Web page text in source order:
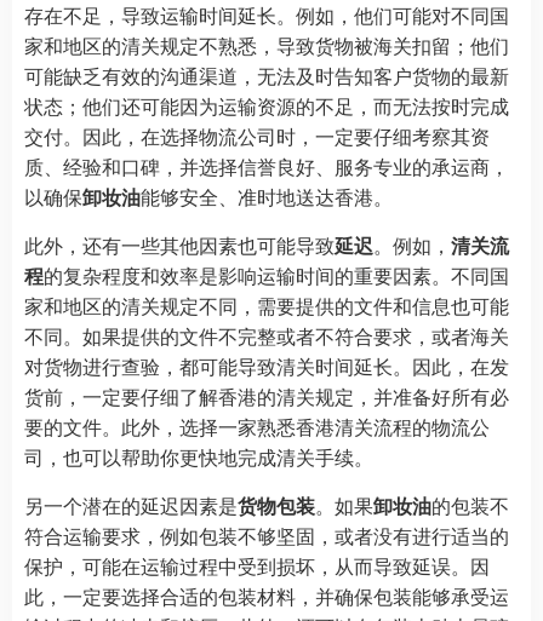
存在不足，导致运输时间延长。例如，他们可能对不同国
家和地区的清关规定不熟悉，导致货物被海关扣留；他们
可能缺乏有效的沟通渠道，无法及时告知客户货物的最新
状态；他们还可能因为运输资源的不足，而无法按时完成
交付。因此，在选择物流公司时，一定要仔细考察其资
质、经验和口碑，并选择信誉良好、服务专业的承运商，
以确保卸妆油能够安全、准时地送达香港。
此外，还有一些其他因素也可能导致延迟。例如， 清关流
程的复杂程度和效率是影响运输时间的重要因素。不同国
家和地区的清关规定不同，需要提供的文件和信息也可能
不同。如果提供的文件不完整或者不符合要求，或者海关
对货物进行查验，都可能导致清关时间延长。因此，在发
货前，一定要仔细了解香港的清关规定，并准备好所有必
要的文件。此外，选择一家熟悉香港清关流程的物流公
司，也可以帮助你更快地完成清关手续。
另一个潜在的延迟因素是货物包装。如果卸妆油的包装不
符合运输要求，例如包装不够坚固，或者没有进行适当的
保护，可能在运输过程中受到损坏，从而导致延误。因
此，一定要选择合适的包装材料，并确保包装能够承受运